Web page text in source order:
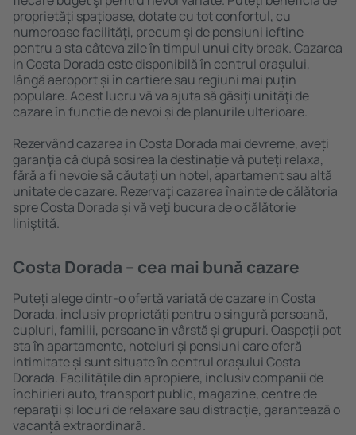
proprietăți spațioase, dotate cu tot confortul, cu
numeroase facilități, precum și de pensiuni ieftine
pentru a sta câteva zile în timpul unui city break. Cazarea
in Costa Dorada este disponibilă în centrul orașului,
lângă aeroport și în cartiere sau regiuni mai puțin
populare. Acest lucru vă va ajuta să găsiţi unităţi de
cazare în funcție de nevoi și de planurile ulterioare.
Rezervând cazarea in Costa Dorada mai devreme, aveți
garanţia că după sosirea la destinație vă puteţi relaxa,
fără a fi nevoie să căutaţi un hotel, apartament sau altă
unitate de cazare. Rezervaţi cazarea înainte de călătoria
spre Costa Dorada și vă veţi bucura de o călătorie
liniştită.
Costa Dorada – cea mai bună cazare
Puteți alege dintr-o ofertă variată de cazare in Costa
Dorada, inclusiv proprietăți pentru o singură persoană,
cupluri, familii, persoane ȋn vârstă și grupuri. Oaspeţii pot
sta în apartamente, hoteluri și pensiuni care oferă
intimitate și sunt situate în centrul orașului Costa
Dorada. Facilitățile din apropiere, inclusiv companii de
închirieri auto, transport public, magazine, centre de
reparaţii și locuri de relaxare sau distracţie, garantează o
vacanță extraordinară.